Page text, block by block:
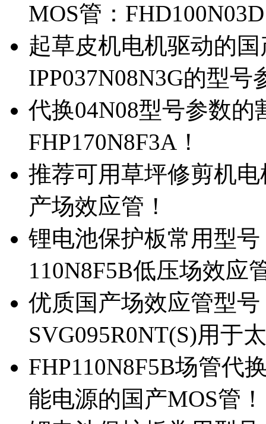
MOS管：
起草皮机电机驱动的
IPP037N08N3G的型号
代换04N08型号参数
FHP170N8F3A！
推荐可用草坪修剪机电
产场效应管！
锂电池保护板常用型号
110N8F5B低压场效应
优质国产场效应管型
SVG095R0NT(S)用于
FHP110N8F5B场管代
能电源的国产MOS管！